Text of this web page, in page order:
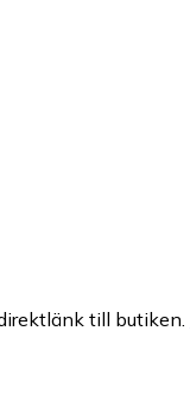
till butiken.